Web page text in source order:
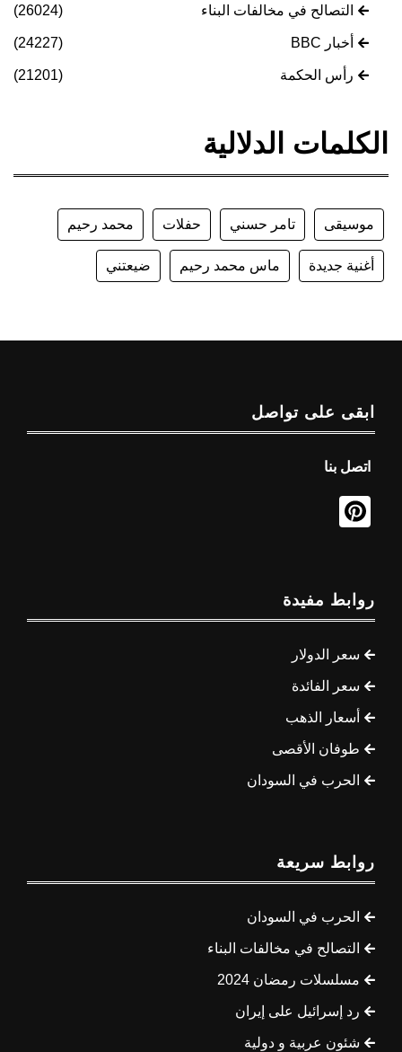
التصالح في مخالفات البناء (26024)
أخبار BBC (24227)
رأس الحكمة (21201)
الكلمات الدلالية
موسيقى تامر حسني حفلات محمد رحيم
أغنية جديدة ماس محمد رحيم ضيعتني
ابقى على تواصل
اتصل بنا
روابط مفيدة
سعر الدولار
سعر الفائدة
أسعار الذهب
طوفان الأقصى
الحرب في السودان
روابط سريعة
الحرب في السودان
التصالح في مخالفات البناء
مسلسلات رمضان 2024
رد إسرائيل على إيران
شئون عربية و دولية